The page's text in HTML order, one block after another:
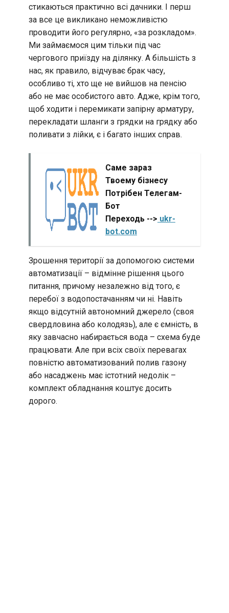
стикаються практично всі дачники. І перш
за все це викликано неможливістю
проводити його регулярно, «за розкладом».
Ми займаємося цим тільки під час
чергового приїзду на ділянку. А більшість з
нас, як правило, відчуває брак часу,
особливо ті, хто ще не вийшов на пенсію
або не має особистого авто. Адже, крім того,
щоб ходити і перемикати запірну арматуру,
перекладати шланги з грядки на грядку або
поливати з лійки, є і багато інших справ.
Саме зараз
Твоему бізнесу
Потрібен Телегам-
Бот
Переходь --> ukr-
bot.com
Зрошення території за допомогою системи
автоматизації – відмінне рішення цього
питання, причому незалежно від того, є
перебої з водопостачанням чи ні. Навіть
якщо відсутній автономний джерело (своя
свердловина або колодязь), але є ємність, в
яку завчасно набирається вода – схема буде
працювати. Але при всіх своїх перевагах
повністю автоматизований полив газону
або насаджень має істотний недолік –
комплект обладнання коштує досить
дорого.